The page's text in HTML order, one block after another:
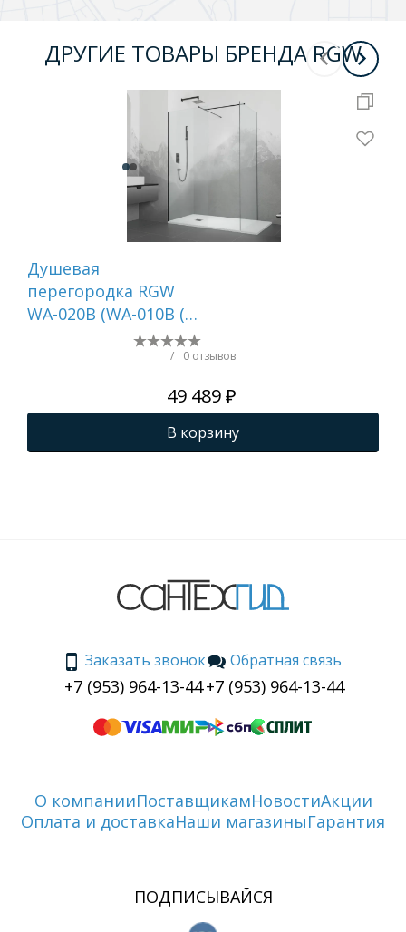
ДРУГИЕ ТОВАРЫ БРЕНДА RGW
Душевая
перегородка RGW
WA-020B (WA-010B (2
шт.) + S-1220 B)
/ 0 отзывов
49 489 ₽
В корзину
Заказать звонок
+7 (953) 964-13-44
Обратная связь
+7 (953) 964-13-44
О компанииПоставщикамНовостиАкции
Оплата и доставкаНаши магазиныГарантия
ПОДПИСЫВАЙСЯ